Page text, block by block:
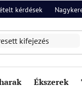
kérdések
Ékszerek